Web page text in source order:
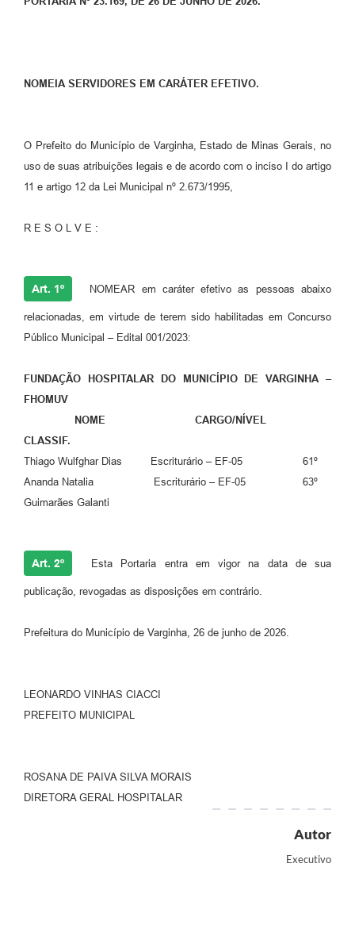
NOMEIA SERVIDORES EM CARÁTER EFETIVO.
O Prefeito do Município de Varginha, Estado de Minas Gerais, no
uso de suas atribuições legais e de acordo com o inciso I do artigo
11 e artigo 12 da Lei Municipal nº 2.673/1995,
R E S O L V E :
Art. 1º NOMEAR em caráter efetivo as pessoas abaixo
relacionadas, em virtude de terem sido habilitadas em Concurso
Público Municipal – Edital 001/2023:
FUNDAÇÃO HOSPITALAR DO MUNICÍPIO DE VARGINHA –
FHOMUV
NOME CARGO/NÍVEL
CLASSIF.
Thiago Wulfghar Dias Escriturário – EF-05 61º
Ananda Natalia Escriturário – EF-05 63º
Guimarães Galanti
Art. 2º Esta Portaria entra em vigor na data de sua
publicação, revogadas as disposições em contrário.
Prefeitura do Município de Varginha, 26 de junho de 2026.
LEONARDO VINHAS CIACCI
PREFEITO MUNICIPAL
ROSANA DE PAIVA SILVA MORAIS
DIRETORA GERAL HOSPITALAR
Autor
Executivo